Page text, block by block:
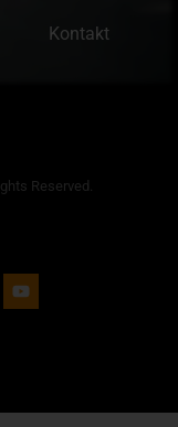
Kontakt
Reserved.